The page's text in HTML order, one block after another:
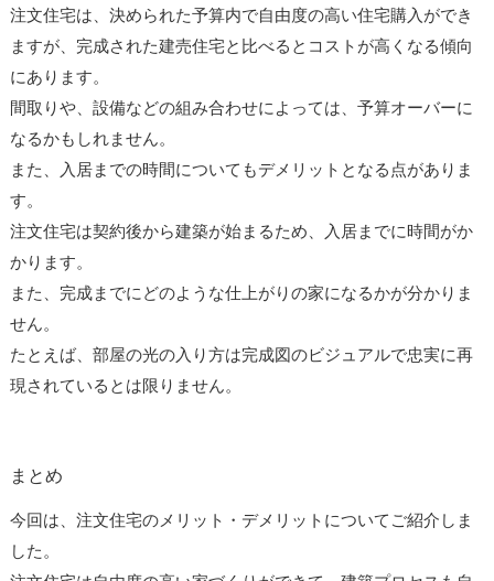
注文住宅は、決められた予算内で自由度の高い住宅購入ができ
ますが、完成された建売住宅と比べるとコストが高くなる傾向
にあります。
間取りや、設備などの組み合わせによっては、予算オーバーに
なるかもしれません。
また、入居までの時間についてもデメリットとなる点がありま
す。
注文住宅は契約後から建築が始まるため、入居までに時間がか
かります。
また、完成までにどのような仕上がりの家になるかが分かりま
せん。
たとえば、部屋の光の入り方は完成図のビジュアルで忠実に再
現されているとは限りません。
まとめ
今回は、注文住宅のメリット・デメリットについてご紹介しま
した。